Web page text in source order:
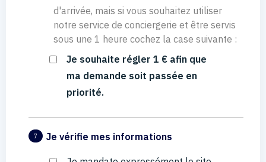
d'arrivée, mais si vous souhaitez utiliser
notre service de conciergerie et être servis
sous une 1 heure cochez la case suivante :
Je souhaite régler 1 € afin que
ma demande soit passée en
priorité.
7 Je vérifie mes informations